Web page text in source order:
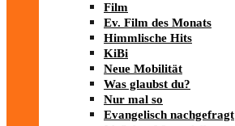
Film
Ev. Film des Monats
Himmlische Hits
KiBi
Neue Mobilität
Was glaubst du?
Nur mal so
Evangelisch nachgefragt